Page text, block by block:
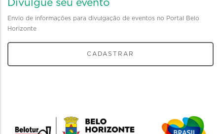
Divulgue seu evento
Envio de informações para divulgação de eventos no Portal Belo
Horizonte
CADASTRAR